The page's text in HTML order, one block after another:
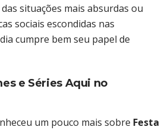
situações mais absurdas ou
sociais escondidas nas
cumpre bem seu papel de
e Séries Aqui no
um pouco mais sobre Festa